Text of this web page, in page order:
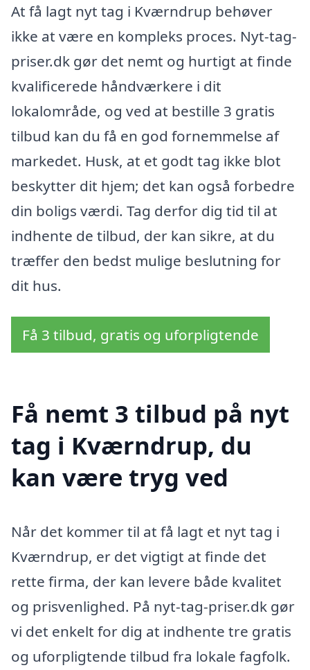
At få lagt nyt tag i Kværndrup behøver
ikke at være en kompleks proces. Nyt-tag-
priser.dk gør det nemt og hurtigt at finde
kvalificerede håndværkere i dit
lokalområde, og ved at bestille 3 gratis
tilbud kan du få en god fornemmelse af
markedet. Husk, at et godt tag ikke blot
beskytter dit hjem; det kan også forbedre
din boligs værdi. Tag derfor dig tid til at
indhente de tilbud, der kan sikre, at du
træffer den bedst mulige beslutning for
dit hus.
Få 3 tilbud, gratis og uforpligtende
Få nemt 3 tilbud på nyt
tag i Kværndrup, du
kan være tryg ved
Når det kommer til at få lagt et nyt tag i
Kværndrup, er det vigtigt at finde det
rette firma, der kan levere både kvalitet
og prisvenlighed. På nyt-tag-priser.dk gør
vi det enkelt for dig at indhente tre gratis
og uforpligtende tilbud fra lokale fagfolk.